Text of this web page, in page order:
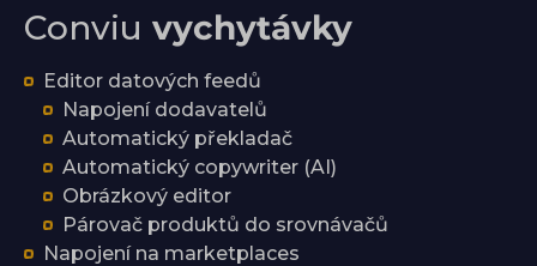
Conviu vychytávky
Editor datových feedů
Napojení dodavatelů
Automatický překladač
Automatický copywriter (AI)
Obrázkový editor
Párovač produktů do srovnávačů
Napojení na marketplaces